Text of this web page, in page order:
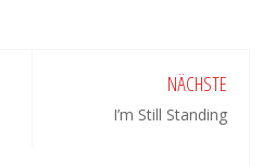
NÄCHSTE
I’m Still Standing